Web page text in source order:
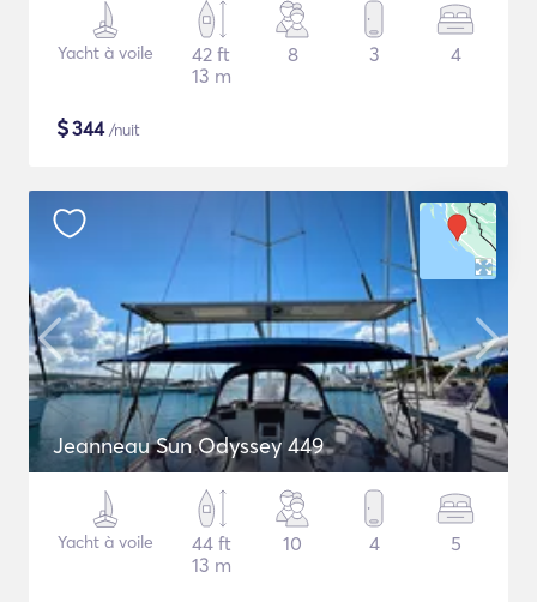
Yacht à voile
42 ft
13 m
8 3 4
$344/nuit
Jeanneau Sun Odyssey 449
Yacht à voile
44 ft
13 m
10 4 5